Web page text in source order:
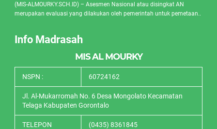
(MIS-ALMOURKY.SCH.ID) – Asesmen Nasional atau disingkat AN
merupakan evaluasi yang dilakukan oleh pemerintah untuk pemetaan..
Info Madrasah
MIS AL MOURKY
NSPN : 60724162
Jl. Al-Mukarromah No. 6 Desa Mongolato Kecamatan
Telaga Kabupaten Gorontalo
TELEPON (0435) 8361845